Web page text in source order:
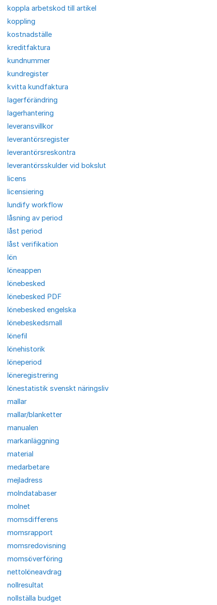
koppla arbetskod till artikel
koppling
kostnadställe
kreditfaktura
kundnummer
kundregister
kvitta kundfaktura
lagerförändring
lagerhantering
leveransvillkor
leverantörsregister
leverantörsreskontra
leverantörsskulder vid bokslut
licens
licensiering
lundify workflow
låsning av period
låst period
låst verifikation
lön
löneappen
lönebesked
lönebesked PDF
lönebesked engelska
lönebeskedsmall
lönefil
lönehistorik
löneperiod
löneregistrering
lönestatistik svenskt näringsliv
mallar
mallar/blanketter
manualen
markanläggning
material
medarbetare
mejladress
molndatabaser
molnet
momsdifferens
momsrapport
momsredovisning
momsöverföring
nettolöneavdrag
nollresultat
nollställa budget